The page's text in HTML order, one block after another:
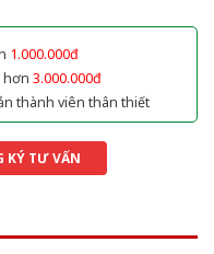
1.000.000đ
hơn 3.000.000đ
thành viên thân thiết
KÝ TƯ VẤN